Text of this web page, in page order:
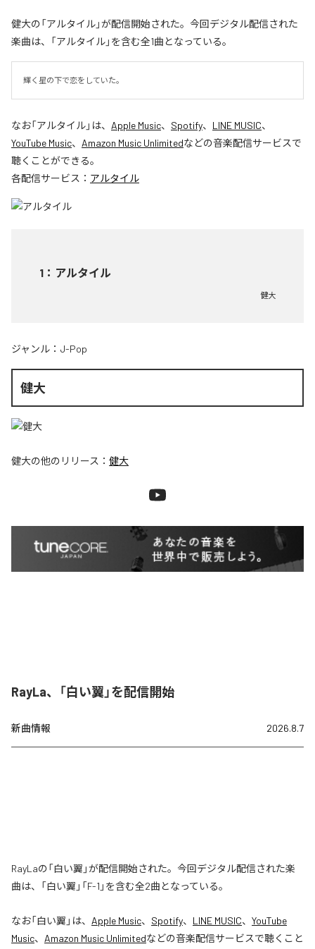
健大の「アルタイル」が配信開始された。今回デジタル配信された
楽曲は、「アルタイル」を含む全1曲となっている。
輝く星の下で恋をしていた。
なお「アルタイル」は、 Apple Music、 Spotify、 LINE MUSIC、
YouTube Music、 Amazon Music Unlimitedなどの音楽配信サービスで
聴くことができる。
各配信サービス： アルタイル
1 ： アルタイル
健大
ジャンル： J-Pop
健大
健大の他のリリース： 健大
RayLa、「白い翼」を配信開始
新曲情報 2026.8.7
RayLaの「白い翼」が配信開始された。今回デジタル配信された楽
曲は、「白い翼」「F-1」を含む全2曲となっている。
なお「白い翼 」は、 Apple Music、 Spotify、 LINE MUSIC、 YouTube
Music、 Amazon Music Unlimitedなどの音楽配信サービスで聴くこと